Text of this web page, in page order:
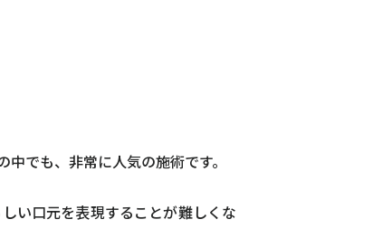
でも、非常に人気の施術です。
い口元を表現することが難しくな